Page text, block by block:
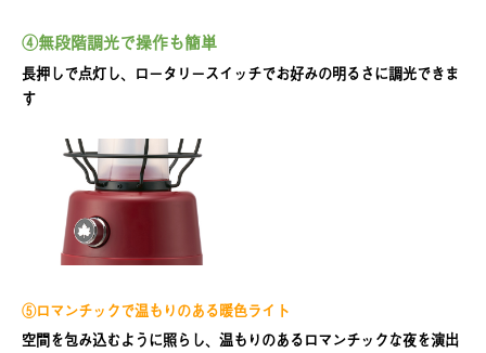
④無段階調光で操作も簡単
長押しで点灯し、ロータリースイッチでお好みの明るさに調光できま
す
⑤ロマンチックで温もりのある暖色ライト
空間を包み込むように照らし、温もりのあるロマンチックな夜を演出